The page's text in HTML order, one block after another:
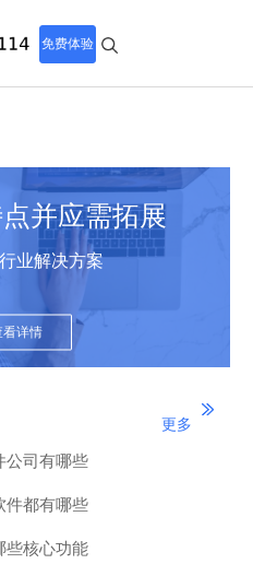
免费体验
并应需拓展
业解决方案
看详情
更多
公司有哪些
件都有哪些
些核心功能